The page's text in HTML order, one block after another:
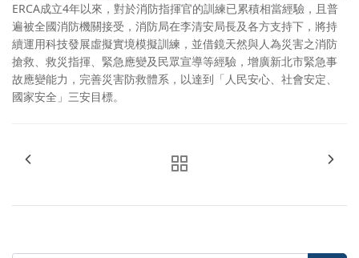
ERCA成立4年以來，對於消防指揮官的訓練已累積相當經驗，且普
遍被全國消防機關接受，消防局在李清安局長及各方支持下，將持
續運用科技發展虛擬實境模擬訓練，並借鏡天然與人為災害之消防
搶救、救災指揮、緊急應變及民眾宣導等經驗，增廣新北市緊急事
故應變能力，完善災害防救體系，以達到「人民安心、社會安定、
國家安全」三安目標。